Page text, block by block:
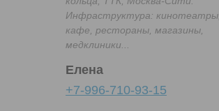
Инфраструктура: кинотеатры,
кафе, рестораны, магазины,
медклиники...
Елена
+7-996-710-93-15